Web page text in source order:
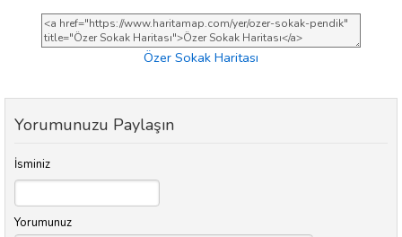
Özer Sokak Haritası
Yorumunuzu Paylaşın
İsminiz
Yorumunuz